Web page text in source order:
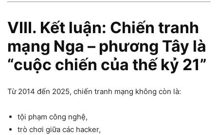
VIII. Kết luận: Chiến tranh
mạng Nga – phương Tây là
“cuộc chiến của thế kỷ 21”
Từ 2014 đến 2025, chiến tranh mạng không còn là:
tội phạm công nghệ,
trò chơi giữa các hacker,